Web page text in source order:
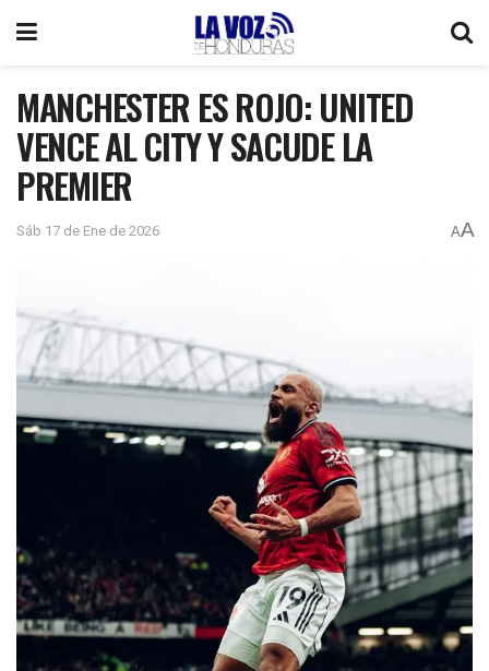
MANCHESTER ES ROJO: UNITED
VENCE AL CITY Y SACUDE LA
PREMIER
Sáb 17 de Ene de 2026 AA